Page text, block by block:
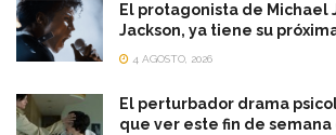
El protagonista de Michael
Jackson, ya tiene su
4 AGOSTO, 2026
El perturbador drama
que ver este fin de